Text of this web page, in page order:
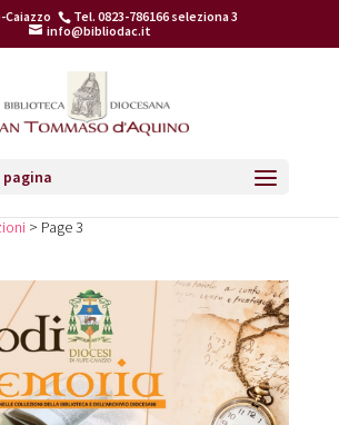
Tel. 0823-786166 seleziona 3
info@bibliodac.it
pagina
> Page 3